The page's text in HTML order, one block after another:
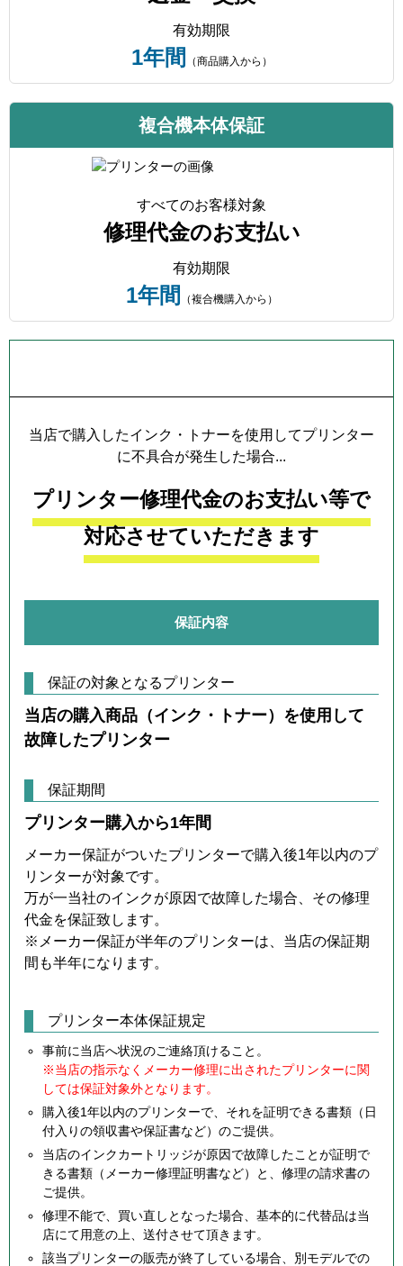
有効期限
1年間 （商品購入から）
複合機本体保証
すべてのお客様対象
修理代金のお支払い
有効期限
1年間 （複合機購入から）
当店で購入したインク・トナーを使用してプリンター
に不具合が発生した場合...
プリンター修理代金のお支払い等で
対応させていただきます
保証内容
保証の対象となるプリンター
当店の購入商品（インク・トナー）を使用して
故障したプリンター
保証期間
プリンター購入から1年間
メーカー保証がついたプリンターで購入後1年以内のプ
リンターが対象です。
万が一当社のインクが原因で故障した場合、その修理
代金を保証致します。
※メーカー保証が半年のプリンターは、当店の保証期
間も半年になります。
プリンター本体保証規定
事前に当店へ状況のご連絡頂けること。
※当店の指示なくメーカー修理に出されたプリンターに関
しては保証対象外となります。
購入後1年以内のプリンターで、それを証明できる書類（日
付入りの領収書や保証書など）のご提供。
当店のインクカートリッジが原因で故障したことが証明で
きる書類（メーカー修理証明書など）と、修理の請求書の
ご提供。
修理不能で、買い直しとなった場合、基本的に代替品は当
店にて用意の上、送付させて頂きます。
該当プリンターの販売が終了している場合、別モデルでの